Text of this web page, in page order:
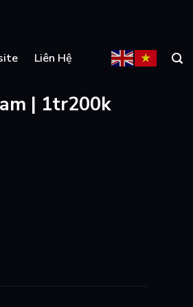
Liên Hệ
| 1tr200k